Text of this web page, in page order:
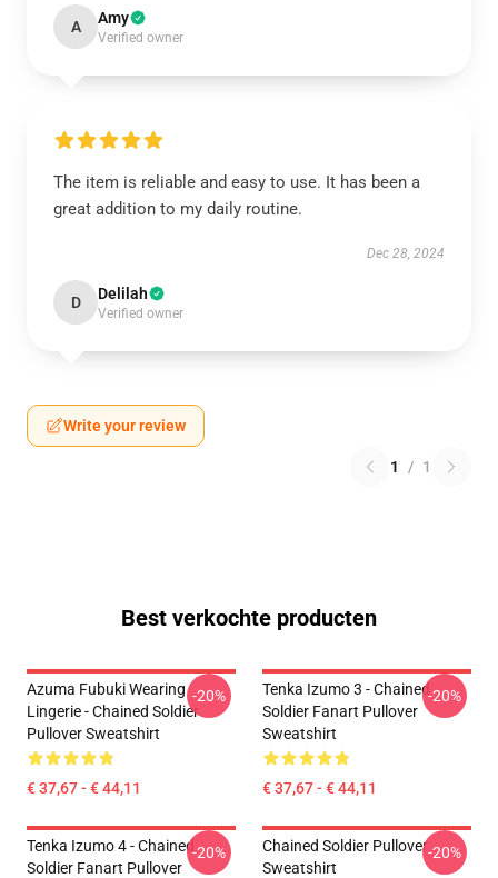
A Amy
Verified owner
The item is reliable and easy to use. It has been a
great addition to my daily routine.
Dec 28, 2024
D Delilah
Verified owner
Write your review
1 / 1
Best verkochte producten
Azuma Fubuki Wearing
Lingerie - Chained Soldier
Pullover Sweatshirt
€ 37,67 - € 44,11
-20%
Tenka Izumo 3 - Chained
Soldier Fanart Pullover
Sweatshirt
€ 37,67 - € 44,11
-20%
Tenka Izumo 4 - Chained
Soldier Fanart Pullover
-20%
Chained Soldier Pullover
Sweatshirt
-20%